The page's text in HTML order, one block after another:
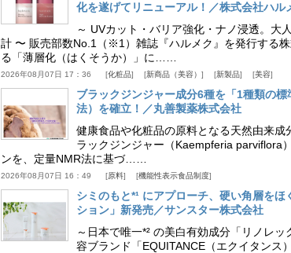
化を遂げてリニューアル！／株式会社ハル
～ UVカット・バリア強化・ナノ浸透。大
計 〜 販売部数No.1（※1）雑誌『ハルメク』を発行する
る「薄層化（はくそうか）」に……
2026年08月07日 17：36 化粧品 新商品（美容） 新製品 美容
ブラックジンジャー成分6種を「1種類の
法）を確立！／丸善製薬株式会社
健康食品や化粧品の原料となる天然由来
ラックジンジャー（Kaempferia parviflora
ンを、定量NMR法に基づ……
2026年08月07日 16：49 原料 機能性表示食品制度
シミのもと*¹ にアプローチ、硬い角層を
ション」新発売／サンスター株式会社
～日本で唯一*² の美白有効成分「リノレ
容ブランド「EQUITANCE（エクイタンス